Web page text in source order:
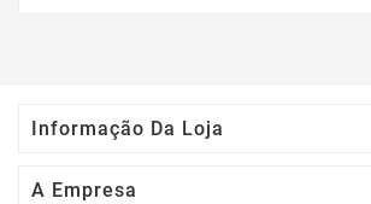
Informação Da Loja
A Empresa